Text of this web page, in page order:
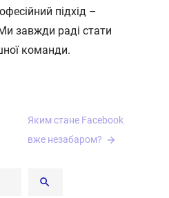
підхід –
завжди раді стати
команди.
Яким стане Facebook
вже незабаром?